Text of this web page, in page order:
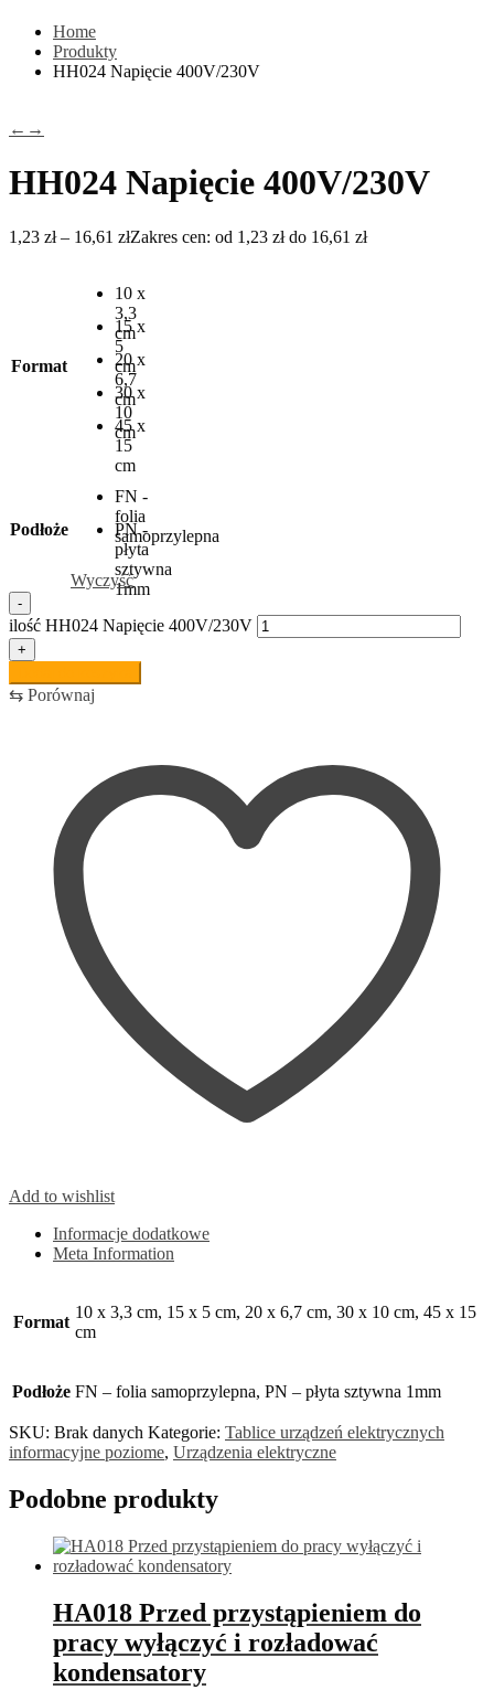
Home
Produkty
HH024 Napięcie 400V/230V
← →
HH024 Napięcie 400V/230V
1,23 zł – 16,61 złZakres cen: od 1,23 zł do 16,61 zł
Format
10 x
3,3
cm
15 x
5
cm
20 x
6,7
cm
30 x
10
cm
45 x
15
cm
Podłoże
FN -
folia
samoprzylepna
PN -
płyta
sztywna
1mm
Wyczyść
-
ilość HH024 Napięcie 400V/230V
+
⇆ Porównaj
Add to wishlist
Informacje dodatkowe
Meta Information
Format
10 x 3,3 cm, 15 x 5 cm, 20 x 6,7 cm, 30 x 10 cm, 45 x 15
cm
Podłoże FN – folia samoprzylepna, PN – płyta sztywna 1mm
SKU: Brak danych Kategorie: Tablice urządzeń elektrycznych
informacyjne poziome, Urządzenia elektryczne
Podobne produkty
HA018 Przed przystąpieniem do
pracy wyłączyć i rozładować
kondensatory